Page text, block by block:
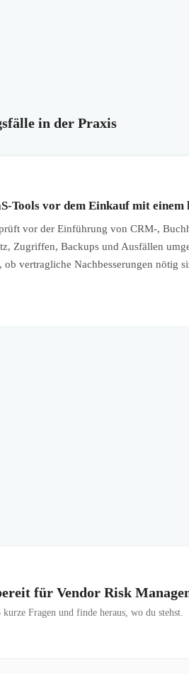
in der Praxis
Tools vor dem Einkauf mit
vor der Einführung von CRM-,
Zugriffen, Backups und Ausfällen
ob vertragliche Nachbesserungen nötig
für Vendor Risk
kurze Fragen und finde heraus, wo du stehst.